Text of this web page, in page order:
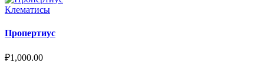
Клематисы
Пропертиус
₽1,000.00